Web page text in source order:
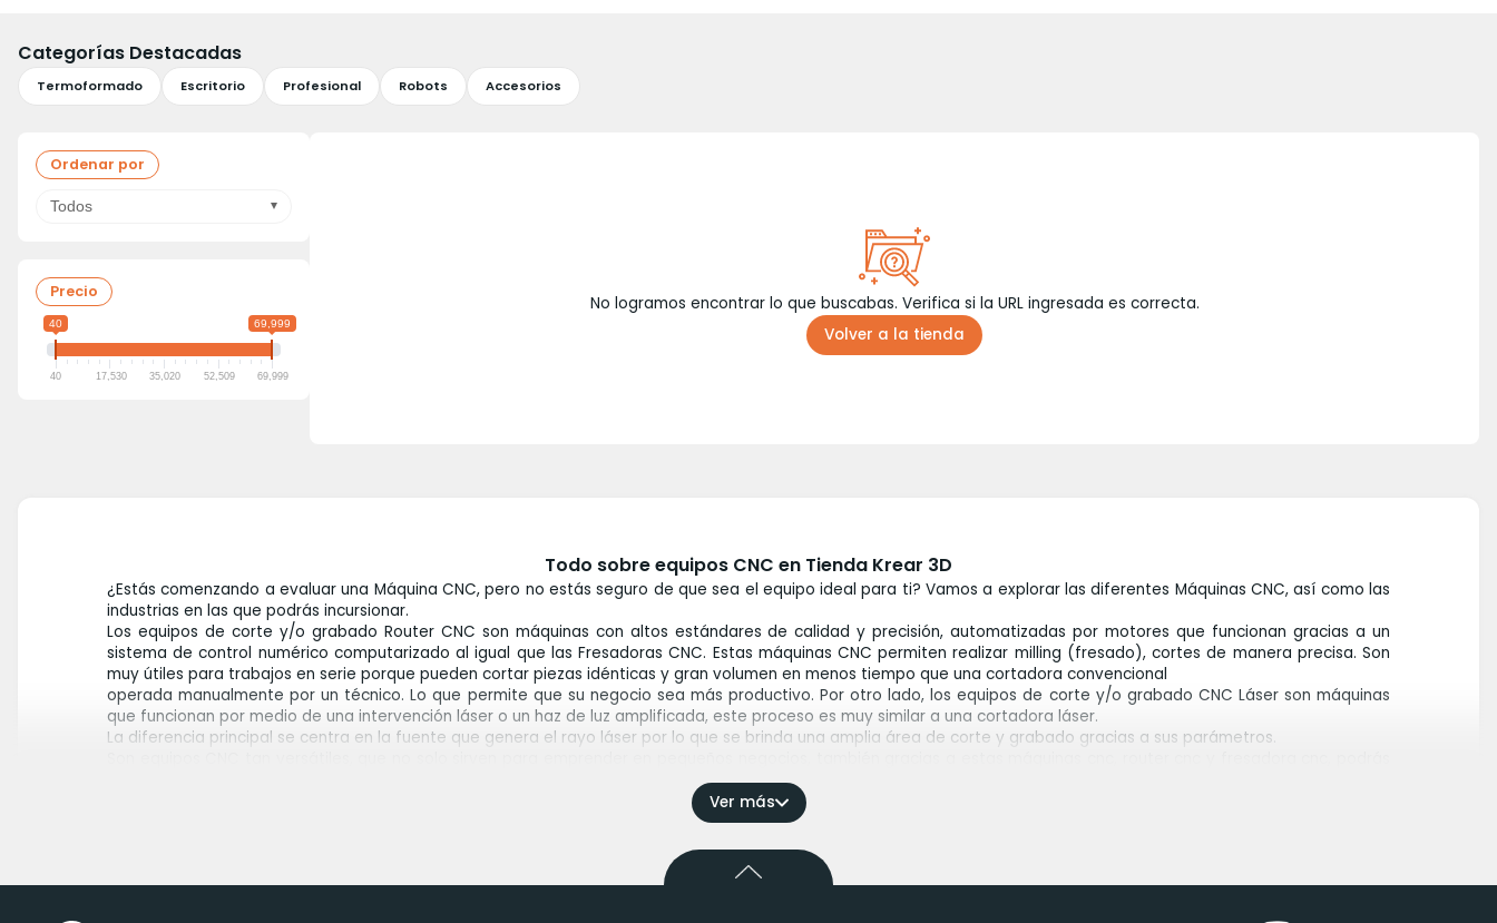
Categorías Destacadas
Accesorios
Termoformado Escritorio Profesional Robots
Ordenar por
Todos
Precio
40 69,999
40 17,530 35,020 52,509 69,999
No logramos encontrar lo que buscabas. Verifica si la URL ingresada es correcta.
Volver a la tienda
Todo sobre equipos CNC en Tienda Krear 3D
¿Estás comenzando a evaluar una Máquina CNC, pero no estás seguro de que sea el equipo ideal para ti? Vamos a explorar las diferentes Máquinas CNC, así como las
industrias en las que podrás incursionar.
Los equipos de corte y/o grabado Router CNC son máquinas con altos estándares de calidad y precisión, automatizadas por motores que funcionan gracias a un
sistema de control numérico computarizado al igual que las Fresadoras CNC. Estas máquinas CNC permiten realizar milling (fresado), cortes de manera precisa. Son
muy útiles para trabajos en serie porque pueden cortar piezas idénticas y gran volumen en menos tiempo que una cortadora convencional
operada manualmente por un técnico. Lo que permite que su negocio sea más productivo. Por otro lado, los equipos de corte y/o grabado CNC Láser son máquinas
que funcionan por medio de una intervención láser o un haz de luz amplificada, este proceso es muy similar a una cortadora láser.
La diferencia principal se centra en la fuente que genera el rayo láser por lo que se brinda una amplia área de corte y grabado gracias a sus parámetros.
publicidad, muebles y con algunos equipos en industrias tan complejas como la automotriz y la aeronáutica. Contamos con equipos de la marca Two Trees que son
cortadoras y/o grabadoras router CNC económicas de escritorio que su fresado (milling), les permiten trabajar en materiales blandos, como madera, PVC, MDF,
Cuentan con un área de trabajo desde los 300 x 180 x 40 mm hasta 1200 x 2400 x 300 mm en el portafolio de equipos CNC con los que contamos. Las máquinas CNC
como Lagunta Tools y Tormach son equipos más profesionales para el trabajo en madera, plástico y aluminio en
Ver más